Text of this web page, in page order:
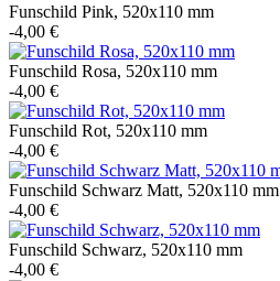
Funschild Pink, 520x110 mm
-4,00 €
Funschild Rosa, 520x110 mm
-4,00 €
Funschild Rot, 520x110 mm
-4,00 €
Funschild Schwarz Matt, 520x110 mm
-4,00 €
Funschild Schwarz, 520x110 mm
-4,00 €